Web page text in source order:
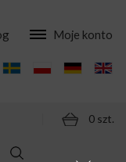
Moje konto
0 szt.
PRZEPIĘĆ